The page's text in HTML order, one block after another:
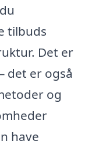
tilbuds
Det er
det er også
og
have